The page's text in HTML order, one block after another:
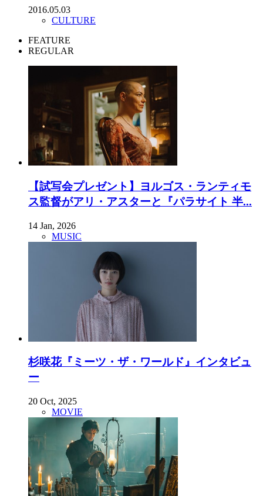
2016.05.03
CULTURE
FEATURE
REGULAR
【試写会プレゼント】ヨルゴス・ランティモ
ス監督がアリ・アスターと『パラサイト 半...
14 Jan, 2026
MUSIC
杉咲花『ミーツ・ザ・ワールド』インタビュ
ー
20 Oct, 2025
MOVIE